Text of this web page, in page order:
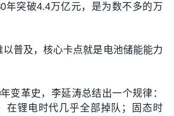
年突破4.4万亿元，是为数不多的万
以普及，核心卡点就是电池储能能力
变革史，李延涛总结出一个规律：
在锂电时代几乎全部掉队；固态时